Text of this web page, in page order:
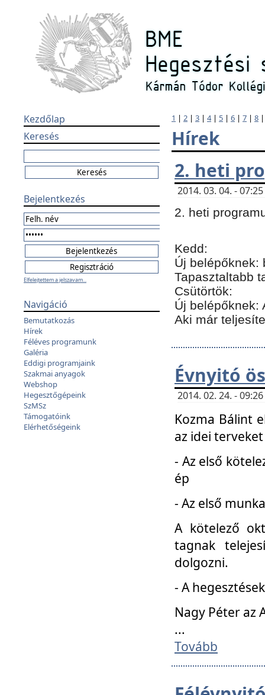
Kezdőlap
Keresés
Bejelentkezés
Elfelejtettem a jelszavam...
Navigáció
Bemutatkozás
Hírek
Féléves programunk
Galéria
Eddigi programjaink
Szakmai anyagok
Webshop
Hegesztőgépeink
SzMSz
Támogatóink
Elérhetőségeink
1 | 2 | 3 | 4| 5 | 6 | 7 | 8
Hírek
2. heti
2014. 03. 04. -
2. heti
Kedd:
Új belépőknek:
Tapasztaltabb
Csütörtök:
Új belépőknek:
Aki már
Évnyitó
2014. 02. 24. -
Kozma Bálint
az idei
- Az első
ép
- Az első
A kötelező
tagnak
dolgozni.
- A
Nagy Péter az
...
Tovább